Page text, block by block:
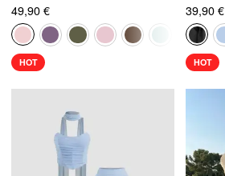
49,90 €
HOT
39,90 €
HOT